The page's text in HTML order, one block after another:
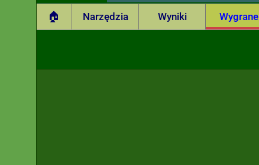
🏠 Narzędzia Wyniki Wygrane